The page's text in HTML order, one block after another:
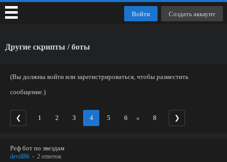
Другие скрипты / боты
(Вы должны войти или зарегистрироваться, чтобы разместить
сообщение.)
❮ 1 2 3 4 5 6 » 8 ❯
Реф бот по звездам
devill86 2 ответов
Войти Создать аккаунт